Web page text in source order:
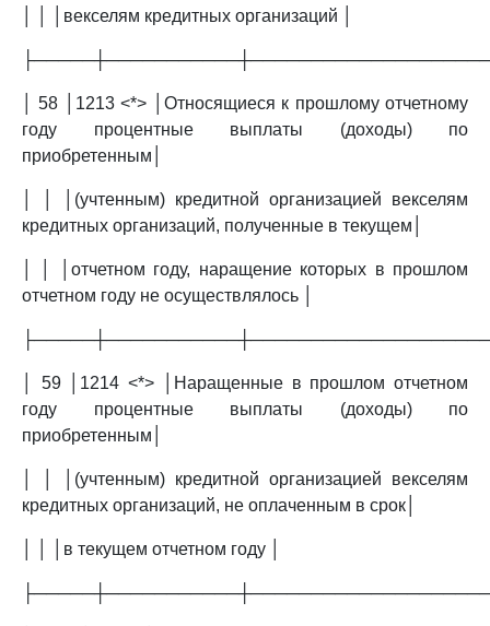
│ │ │векселям кредитных организаций │
│ 58 │1213 <*> │Относящиеся к прошлому отчетному
году процентные выплаты (доходы) по
приобретенным│
│ │ │(учтенным) кредитной организацией векселям
кредитных организаций, полученные в текущем│
│ │ │отчетном году, наращение которых в прошлом
отчетном году не осуществлялось │
│ 59 │1214 <*> │Наращенные в прошлом отчетном
году процентные выплаты (доходы) по
приобретенным│
│ │ │(учтенным) кредитной организацией векселям
кредитных организаций, не оплаченным в срок│
│ │ │в текущем отчетном году │